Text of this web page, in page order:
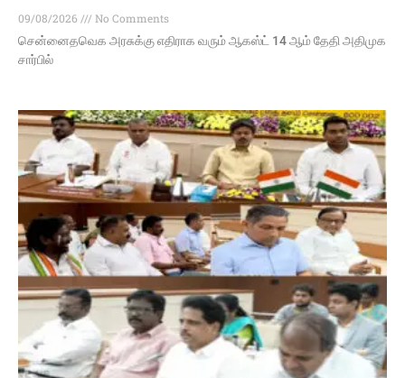
09/08/2026
No Comments
சென்னைதவெக அரசுக்கு எதிராக வரும் ஆகஸ்ட் 14 ஆம் தேதி அதிமுக
சார்பில்